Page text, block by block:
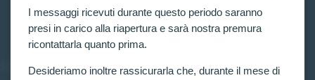
I messaggi ricevuti durante questo periodo saranno
presi in carico alla riapertura e sarà nostra premura
ricontattarla quanto prima.
Desideriamo inoltre rassicurarla che, durante il mese di
Prenota consulenza
Privacy e Cookie Policy
SERVIZI